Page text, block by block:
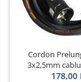
Cordon
3x2,5mm
178,00